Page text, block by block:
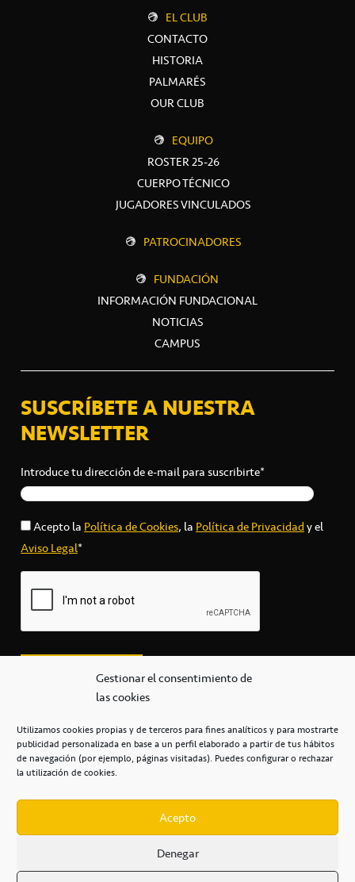
Gestionar el consentimiento de
las cookies
Utilizamos cookies propias y de terceros para fines analíticos y para mostrarte
publicidad personalizada en base a un perfil elaborado a partir de tus hábitos
de navegación (por ejemplo, páginas visitadas). Puedes configurar o rechazar
la utilización de cookies.
Acepto
Denegar
EL CLUB
CONTACTO
HISTORIA
PALMARÉS
OUR CLUB
EQUIPO
ROSTER 25-26
CUERPO TÉCNICO
JUGADORES VINCULADOS
PATROCINADORES
FUNDACIÓN
INFORMACIÓN FUNDACIONAL
NOTICIAS
CAMPUS
SUSCRÍBETE A NUESTRA
NEWSLETTER
Introduce tu dirección de e-mail para suscribirte*
Acepto laPolítica de Cookies, laPolítica de Privacidady el
Aviso Legal*
secretaria@cbcanarias.es
+34 922 253 684
Casa del Deporte / 38108 – La Laguna
POLÍTICA DE PRIVACIDAD / POLÍTICA DE COOKIES /